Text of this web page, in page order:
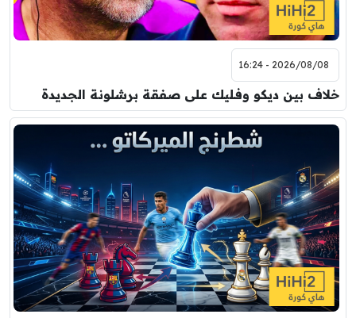
2026/08/08 - 16:24
خلاف بين ديكو وفليك على صفقة برشلونة الجديدة